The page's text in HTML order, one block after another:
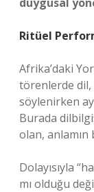
Ritüel
Afrika’daki
törenlerde dil,
söylenirken
Burada
olan,
Dolayısıyla
mı olduğu